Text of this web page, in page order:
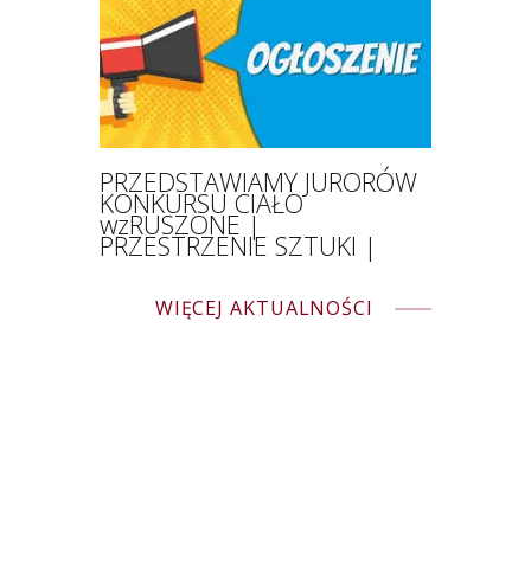
PRZEDSTAWIAMY JURORÓW
KONKURSU CIAŁO
wzRUSZONE |
PRZESTRZENIE SZTUKI |
WIĘCEJ AKTUALNOŚCI